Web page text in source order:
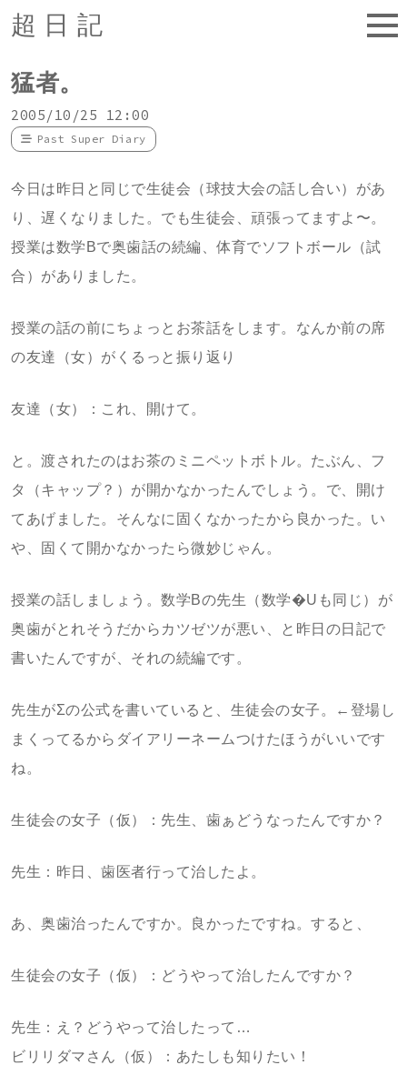
超日記
猛者。
2005/10/25 12:00
Past Super Diary
今日は昨日と同じで生徒会（球技大会の話し合い）があ
り、遅くなりました。でも生徒会、頑張ってますよ〜。
授業は数学Bで奥歯話の続編、体育でソフトボール（試
合）がありました。
授業の話の前にちょっとお茶話をします。なんか前の席
の友達（女）がくるっと振り返り
友達（女）：これ、開けて。
と。渡されたのはお茶のミニペットボトル。たぶん、フ
タ（キャップ？）が開かなかったんでしょう。で、開け
てあげました。そんなに固くなかったから良かった。い
や、固くて開かなかったら微妙じゃん。
授業の話しましょう。数学Bの先生（数学�Uも同じ）が
奥歯がとれそうだからカツゼツが悪い、と昨日の日記で
書いたんですが、それの続編です。
先生がΣの公式を書いていると、生徒会の女子。←登場し
まくってるからダイアリーネームつけたほうがいいです
ね。
生徒会の女子（仮）：先生、歯ぁどうなったんですか？
先生：昨日、歯医者行って治したよ。
あ、奥歯治ったんですか。良かったですね。すると、
生徒会の女子（仮）：どうやって治したんですか？
先生：え？どうやって治したって…
ビリリダマさん（仮）：あたしも知りたい！